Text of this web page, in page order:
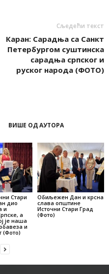
Сљедећи текст
Каран: Сарадња са Санкт
Петербургом суштинска
сарадња српског и
руског народа (ФОТО)
ВИШЕ ОД АУТОРА
Стари
дио
и
а
је наша
и
(Фото)
Обиљежен Дан и крсна
слава општине
Источни Стари Град
(Фото)